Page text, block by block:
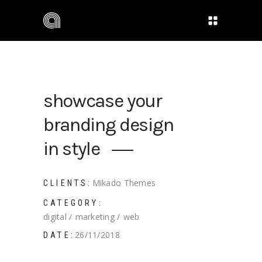
showcase your
branding design
in style
CLIENTS: Mikado Themes
CATEGORY:
digital marketing web
DATE: 26/11/2018